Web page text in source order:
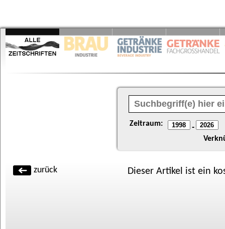
Zeitraum: -
zurück Dieser Artikel ist ein